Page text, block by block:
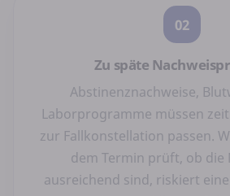
02
Zu späte
Abstinenznachweise,
Laborprogramme müssen
zur Fallkonstellation passen.
dem Termin prüft, ob die
ausreichend sind, riskiert